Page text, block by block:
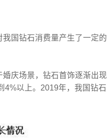
国钻石消费量产生了一定的
庆场景，钻石首饰逐渐出现
4%以上。2019年，我国钻石